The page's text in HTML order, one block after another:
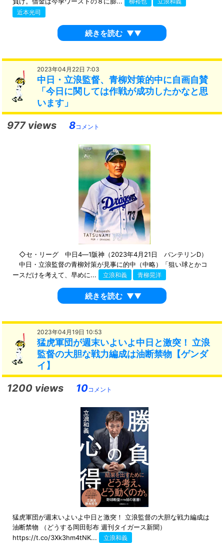
柳裕也
立浪和義
近本光司
続きを読む ▼▼
2023年04月22日 7:03
中日・立浪監督、青柳対策的中に自画自賛
「今日に関しては作戦が成功したかなと思
います」
977 views 8コメント
◇セ・リーグ 中日4―1阪神（2023年4月21日 バンテリンD）
中日・立浪監督の青柳対策が見事に的中（中略）「狙い球とかコ
ースだけを考えて、早めに...
立浪和義 青柳晃洋
続きを読む ▼▼
2023年04月19日 10:53
猛虎軍団が週末いよいよ中日と激突！ 立浪
監督の大胆な戦力編成は油断禁物【ゲンダ
イ】
1200 views 10コメント
猛虎軍団が週末いよいよ中日と激突！ 立浪監督の大胆な戦力編成は
油断禁物 （どうする岡田彰布 週刊タイガース新聞）
https://t.co/3Xk3hm4tNK...
立浪和義